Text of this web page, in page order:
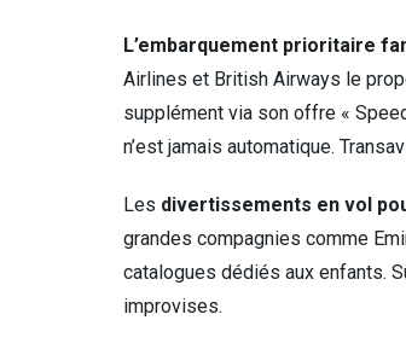
L’embarquement prioritaire
Airlines et British Airways le
supplément via son offre «
n’est jamais automatique.
Les divertissements en vol
grandes compagnies comme
catalogues dédiés aux enfants.
improvises.